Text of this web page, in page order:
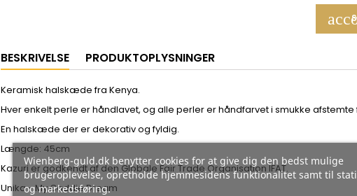
BESKRIVELSE PRODUKTOPLYSNINGER
Keramisk halskæde fra Kenya.
Hver enkelt perle er håndlavet, og alle perler er håndfarvet i smukke afstemte
En halskæde der er dekorativ og fyldig.
Længde: 45cm
Kazuri er godkendt af den Globale Fair Trade Organisation IFAT.
Unika - My Caddie Dream
Wienberg-guld.dk benytter cookies for at give dig den bedst mulige
brugeroplevelse, opretholde hjemmesidens funktionalitet samt til
og markedsføring.